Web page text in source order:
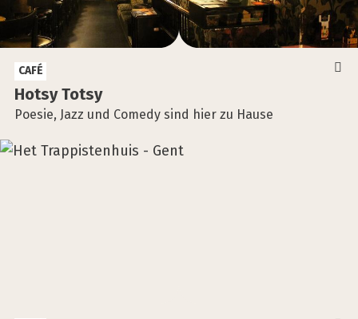
Hot­sy Tot­sy
Poesie, Jazz und Comedy sind hier zu Hause
CAFÉ